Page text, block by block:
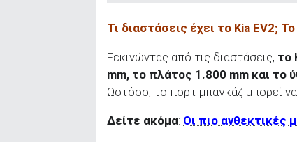
Τι διαστάσεις έχει το Kia EV2; Το
Ξεκινώντας από τις διαστάσεις, το
mm, το πλάτος 1.800 mm και το
Ωστόσο, το πορτ μπαγκάζ μπορεί
Δείτε ακόμα: Οι πιο ανθεκτικές